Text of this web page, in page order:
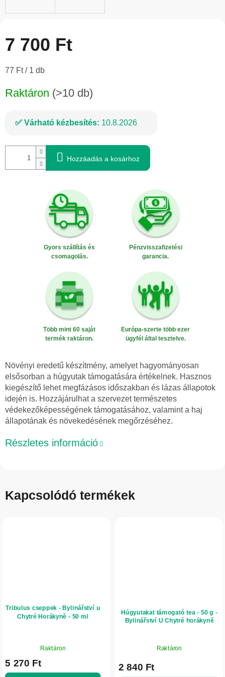
7 700 Ft
Egységár:
77 Ft / 1 db
Raktáron (>10 db)
Várható kézbesítés: 10.8.2026
Hozzáadás a kosárhoz
Gyors szállítás és
csomagolás.
Pénzvisszafizetési
garancia.
Több mint 60 saját
termék raktáron.
Európa-szerte több ezer
ügyfél által tesztelve.
Növényi eredetű készítmény, amelyet hagyományosan
elsősorban a húgyutak támogatására értékelnek. Hasznos
kiegészítő lehet megfázásos időszakban és lázas állapotok
idején is. Hozzájárulhat a szervezet természetes
védekezőképességének támogatásához, valamint a haj
állapotának és növekedésének megőrzéséhez.
Részletes információ
Kapcsolódó termékek
Tribulus cseppek - Bylinářství u
Chytré Horákyně - 50 ml
átlagos
értékelése
Raktáron
5 270 Ft
Húgyutakat támogató tea - 50 g -
Bylinářství U Chytré horákyně
Raktáron
2 840 Ft